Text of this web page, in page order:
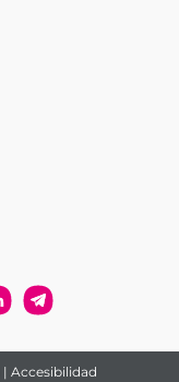
| Accesibilidad